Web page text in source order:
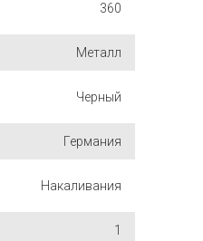
360
Металл
Черный
Германия
Накаливания
1